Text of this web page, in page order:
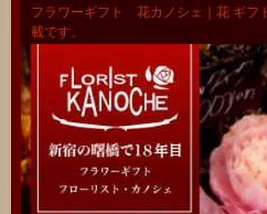
フラワーギフト 花カノシェ｜花 ギフ
載です。